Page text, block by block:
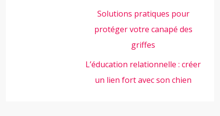
Solutions pratiques pour
protéger votre canapé des
griffes
L’éducation relationnelle : créer
un lien fort avec son chien